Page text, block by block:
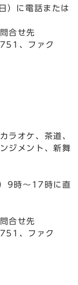
）に電話または
合せ先
、ファク
ラオケ、茶道、
ジメント、新舞
9時～17時に直
合せ先
、ファク